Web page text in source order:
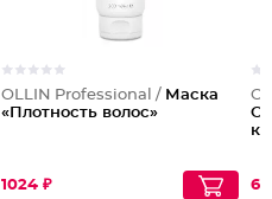
OLLIN Professional / Маска
«Плотность волос»
1024 ₽